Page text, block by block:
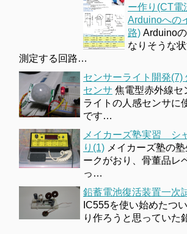
ー作り(CT電
Arduinoへの
路) Arduino
なりそうな
測定する回路…
センサーライト開発(7)
センサ 焦電型赤外線セ
ライトの人感センサに
です…
メイカーズ塾実習 シ
り(1) メイカーズ塾の
ークがおり、骨董品レ
っ…
鉛蓄電池復活装置一次
IC555を使い始めたつ
り作ろうと思っていた